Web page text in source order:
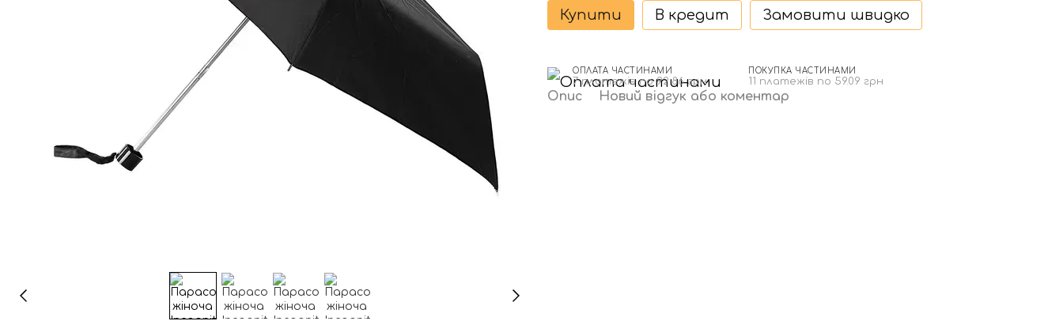
Купити В кредит Замовити швидко
ОПЛАТА ЧАСТИНАМИ
7 платежів по 92.86 грн
ПОКУПКА ЧАСТИНАМИ
11 платежів по 59.09 грн
Опис Новий відгук або коментар